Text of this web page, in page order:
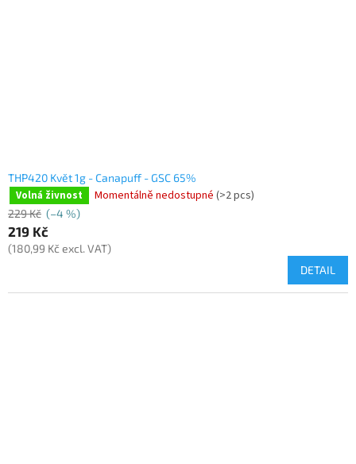
THP420 Květ 1g - Canapuff - GSC 65%
Volná živnost Momentálně nedostupné (>2 pcs)
229 Kč (–4 %)
219 Kč
(180,99 Kč excl. VAT)
DETAIL